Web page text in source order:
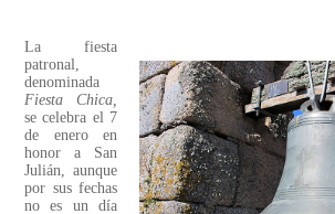
La fiesta
patronal,
denominada
Fiesta Chica,
se celebra el 7
de enero en
honor a San
Julián, aunque
por sus fechas
no es un día